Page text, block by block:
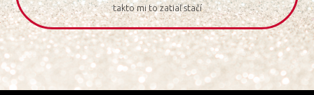
takto mi to zatiaľ stačí